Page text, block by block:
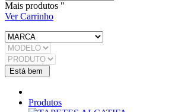
Mais produtos "
Ver Carrinho
Produtos